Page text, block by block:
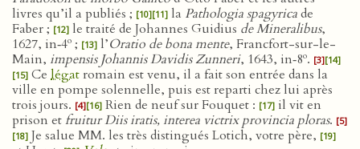
livres qu’il a publiés ; [10][11] la Pathologia spagyricade
Faber ; [12] le traité de Johannes Guidius de Mineralibus,
1627, in‑4o ; [13] l’Oratio de bona mente, Francfort-sur-le-
Main, impensis Johannis Davidis Zunneri, 1643, in‑8o. [3][14]
[15] Ce légat romain est venu, il a fait son entrée dans la
ville en pompe solennelle, puis est reparti chez lui après
trois jours. [4][16] Rien de neuf sur Fouquet : [17] il vit en
prison etfruitur Diis iratis, interea victrix provincia ploras. [5]
[18] Je salue MM. les très distingués Lotich, votre père, [19]